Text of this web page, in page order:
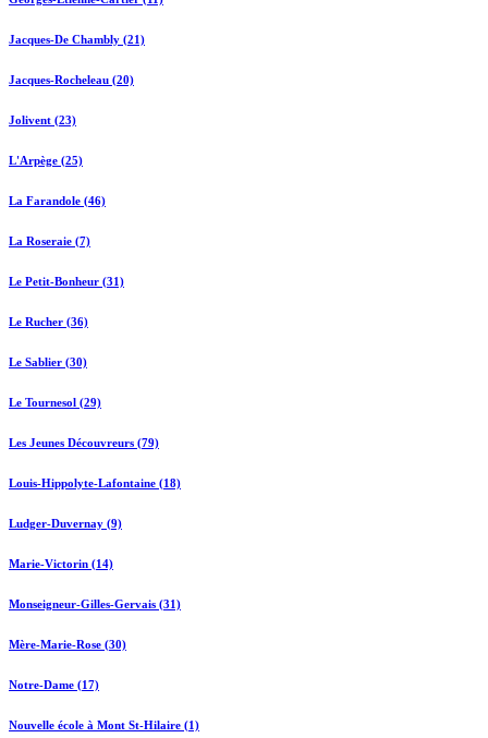
Jacques-De Chambly (21)
Jacques-Rocheleau (20)
Jolivent (23)
L'Arpège (25)
La Farandole (46)
La Roseraie (7)
Le Petit-Bonheur (31)
Le Rucher (36)
Le Sablier (30)
Le Tournesol (29)
Les Jeunes Découvreurs (79)
Louis-Hippolyte-Lafontaine (18)
Ludger-Duvernay (9)
Marie-Victorin (14)
Monseigneur-Gilles-Gervais (31)
Mère-Marie-Rose (30)
Notre-Dame (17)
Nouvelle école à Mont St-Hilaire (1)